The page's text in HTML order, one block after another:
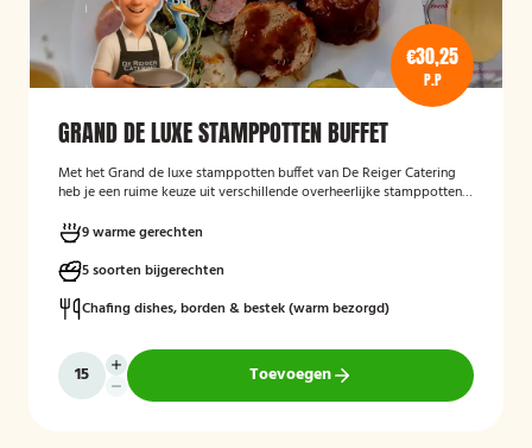
€30,25
P.P
GRAND DE LUXE STAMPPOTTEN BUFFET
Met het Grand de luxe stamppotten buffet van De Reiger Catering
heb je een ruime keuze uit verschillende overheerlijke stamppotten
9 warme gerechten
5 soorten bijgerechten
Chafing dishes, borden & bestek (warm bezorgd)
Toevoegen